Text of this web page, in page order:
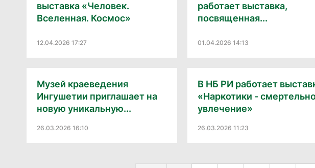
выставка «Человек.
Вселенная. Космос»
12.04.2026 17:27
работает выставка,
посвященная...
01.04.2026 14:13
Музей краеведения
Ингушетии приглашает на
новую уникальную...
26.03.2026 16:10
В НБ РИ работает
«Наркотики -
увлечение»
26.03.2026 11:23